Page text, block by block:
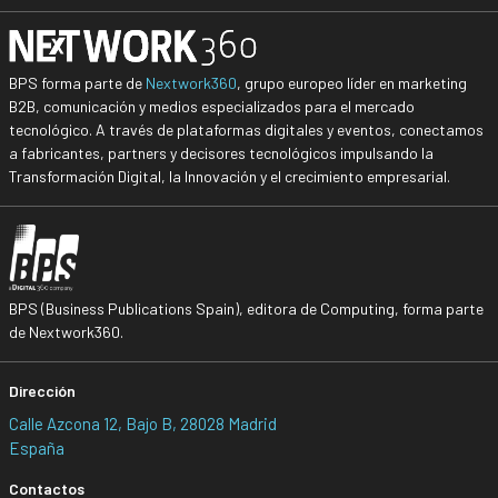
BPS forma parte de Nextwork360, grupo europeo líder en marketing
B2B, comunicación y medios especializados para el mercado
tecnológico. A través de plataformas digitales y eventos, conectamos
a fabricantes, partners y decisores tecnológicos impulsando la
Transformación Digital, la Innovación y el crecimiento empresarial.
BPS (Business Publications Spain), editora de Computing, forma parte
de Nextwork360.
Dirección
Calle Azcona 12, Bajo B, 28028 Madrid
España
Contactos